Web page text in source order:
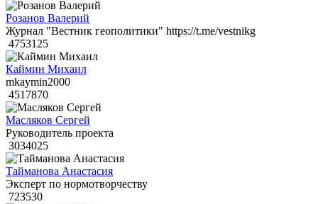
Розанов Валерий
Журнал "Вестник геополитики" https://t.me/vestnikg
4753125
Каймин Михаил
mkaymin2000
4517870
Масляков Сергей
Руководитель проекта
3034025
Тайманова Анастасия
Эксперт по нормотворчеству
723530